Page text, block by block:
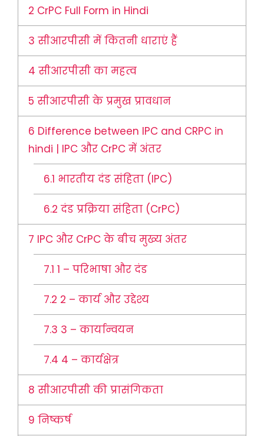
2 CrPC Full Form in Hindi
3 सीआरपीसी में कितनी धाराएं हैं
4 सीआरपीसी का महत्व
5 सीआरपीसी के प्रमुख प्रावधान
6 Difference between IPC and CRPC in
hindi | IPC और CrPC में अंतर
6.1 भारतीय दंड संहिता (IPC)
6.2 दंड प्रक्रिया संहिता (CrPC)
7 IPC और CrPC के बीच मुख्य अंतर
7.1 1 – परिभाषा और दंड
7.2 2 – कार्य और उद्देश्य
7.3 3 – कार्यान्वयन
7.4 4 – कार्यक्षेत्र
8 सीआरपीसी की प्रासंगिकता
9 निष्कर्ष